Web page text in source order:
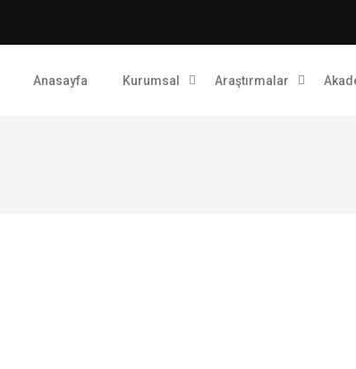
Anasayfa Kurumsal Araştırmalar